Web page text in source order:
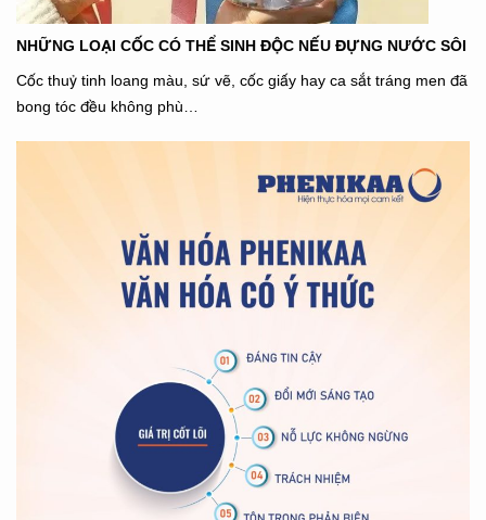
NHỮNG LOẠI CỐC CÓ THỂ SINH ĐỘC NẾU ĐỰNG NƯỚC SÔI
Cốc thuỷ tinh loang màu, sứ vẽ, cốc giấy hay ca sắt tráng men đã
bong tóc đều không phù…